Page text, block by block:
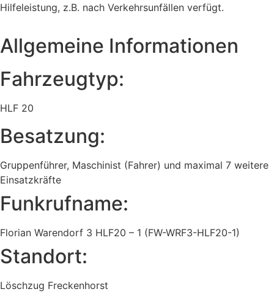
Hilfeleistung, z.B. nach Verkehrsunfällen verfügt.
Allgemeine Informationen
Fahrzeugtyp:
HLF 20
Besatzung:
Gruppenführer, Maschinist (Fahrer) und maximal 7 weitere
Einsatzkräfte
Funkrufname:
Florian Warendorf 3 HLF20 – 1 (FW-WRF3-HLF20-1)
Standort:
Löschzug Freckenhorst